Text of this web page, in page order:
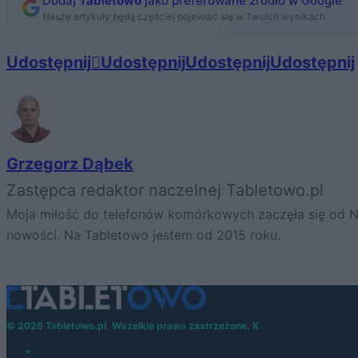
Nasze artykuły będą częściej pojawiać się w Twoich wynikach
Udostępnij UdostępnijUdostępnijUdostępnij
Grzegorz Dąbek
Zastępca redaktor naczelnej Tabletowo.pl
Moja miłość do telefonów komórkowych zaczęła się
nowości. Na Tabletowo jestem od 2015 roku.
© 2026 Tabletowo.pl. Wszelkie prawa zastrzeżone. K